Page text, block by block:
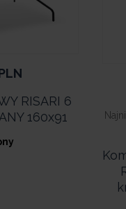
RISARI 6
160x91